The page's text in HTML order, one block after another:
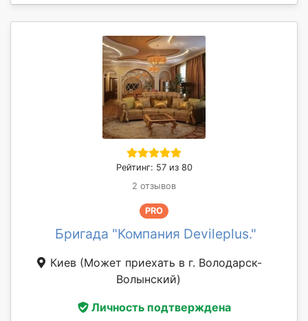
Рейтинг: 57 из 80
2 отзывов
PRO
Бригада "Компания Devileplus."
Киев (Может приехать в г. Володарск-
Волынский)
Личность подтверждена